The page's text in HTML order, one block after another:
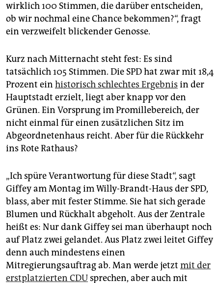
wirklich 100 Stimmen, die darüber entscheiden,
ob wir nochmal eine Chance bekommen?“, fragt
ein verzweifelt blickender Genosse.
Kurz nach Mitternacht steht fest: Es sind
tatsächlich 105 Stimmen. Die SPD hat zwar mit 18,4
Prozent ein historisch schlechtes Ergebnis in der
Hauptstadt erzielt, liegt aber knapp vor den
Grünen. Ein Vorsprung im Promillebereich, der
nicht einmal für einen zusätzlichen Sitz im
Abgeordnetenhaus reicht. Aber für die Rückkehr
ins Rote Rathaus?
„Ich spüre Verantwortung für diese Stadt“, sagt
Giffey am Montag im Willy-Brandt-Haus der SPD,
blass, aber mit fester Stimme. Sie hat sich gerade
Blumen und Rückhalt abgeholt. Aus der Zentrale
heißt es: Nur dank Giffey sei man überhaupt noch
auf Platz zwei gelandet. Aus Platz zwei leitet Giffey
denn auch mindestens einen
Mitregierungsauftrag ab. Man werde jetzt mit der
erstplatzierten CDU sprechen, aber auch mit